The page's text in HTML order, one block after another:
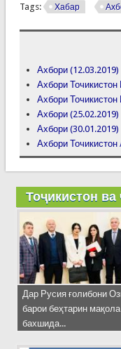
Tags: Хабар
Ахбори (12.03.2019)
Ахбори
Ахбори
Ахбори (25.02.2019)
Ахбори (30.01.2019)
Ахбори
Тоҷикистон ва
Дар Русия ғолибони
барои беҳтарин мақола
бахшида...